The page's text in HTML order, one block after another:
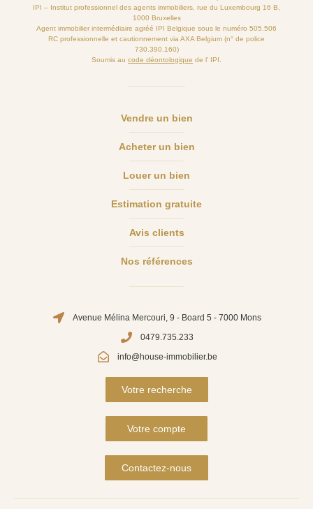
IPI – Institut professionnel des agents immobiliers, rue du Luxembourg 16 B,
1000 Bruxelles
Agent immobilier intermédiaire agréé IPI Belgique sous le numéro 505.506
RC professionnelle et cautionnement via AXA Belgium (n° de police
730.390.160)
Soumis au code déontologique de l’ IPI.
Vendre un bien
Acheter un bien
Louer un bien
Estimation gratuite
Avis clients
Nos références
Avenue Mélina Mercouri, 9 - Board 5 - 7000 Mons
0479.735.233
info@house-immobilier.be
Votre recherche
Votre compte
Contactez-nous